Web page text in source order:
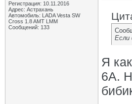
Регистрация: 10.11.2016
Адрес: Астрахань
Автомобиль: LADA Vesta SW
Cross 1.8 AMT LMM
Сообщений: 133
Если
Я
6А.